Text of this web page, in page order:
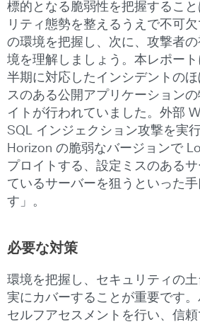
標的となる脆弱性を把握するこ
リティ態勢を整えるうえで不可
の環境を把握し、次に、攻撃者
境を理解しましょう。本レポー
半期に対応したインシデントの
スのある公開アプリケーション
イトが行われていました。外部
SQL インジェクション攻撃を実
Horizon の脆弱なバージョンで
プロイトする、設定ミスのある
ているサーバーを狙うといった
す」。
必要な対策
環境を把握し、セキュリティの
実にカバーすることが重要です。
セルフアセスメントを行い、信